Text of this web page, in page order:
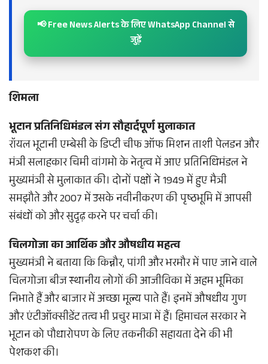
📢 Free News Alerts के लिए WhatsApp Channel से
जुड़ें
शिमला
भूटान प्रतिनिधिमंडल संग सौहार्दपूर्ण मुलाकात
रॉयल भूटानी एम्बेसी के डिप्टी चीफ ऑफ मिशन ताशी पेलडन और
मंत्री सलाहकार चिमी वांगमो के नेतृत्व में आए प्रतिनिधिमंडल ने
मुख्यमंत्री से मुलाकात की। दोनों पक्षों ने 1949 में हुए मैत्री
समझौते और 2007 में उसके नवीनीकरण की पृष्ठभूमि में आपसी
संबंधों को और सुदृढ़ करने पर चर्चा की।
चिलगोजा का आर्थिक और औषधीय महत्व
मुख्यमंत्री ने बताया कि किन्नौर, पांगी और भरमौर में पाए जाने वाले
चिलगोजा बीज स्थानीय लोगों की आजीविका में अहम भूमिका
निभाते हैं और बाजार में अच्छा मूल्य पाते हैं। इनमें औषधीय गुण
और एंटीऑक्सीडेंट तत्व भी प्रचुर मात्रा में हैं। हिमाचल सरकार ने
भूटान को पौधारोपण के लिए तकनीकी सहायता देने की भी
पेशकश की।